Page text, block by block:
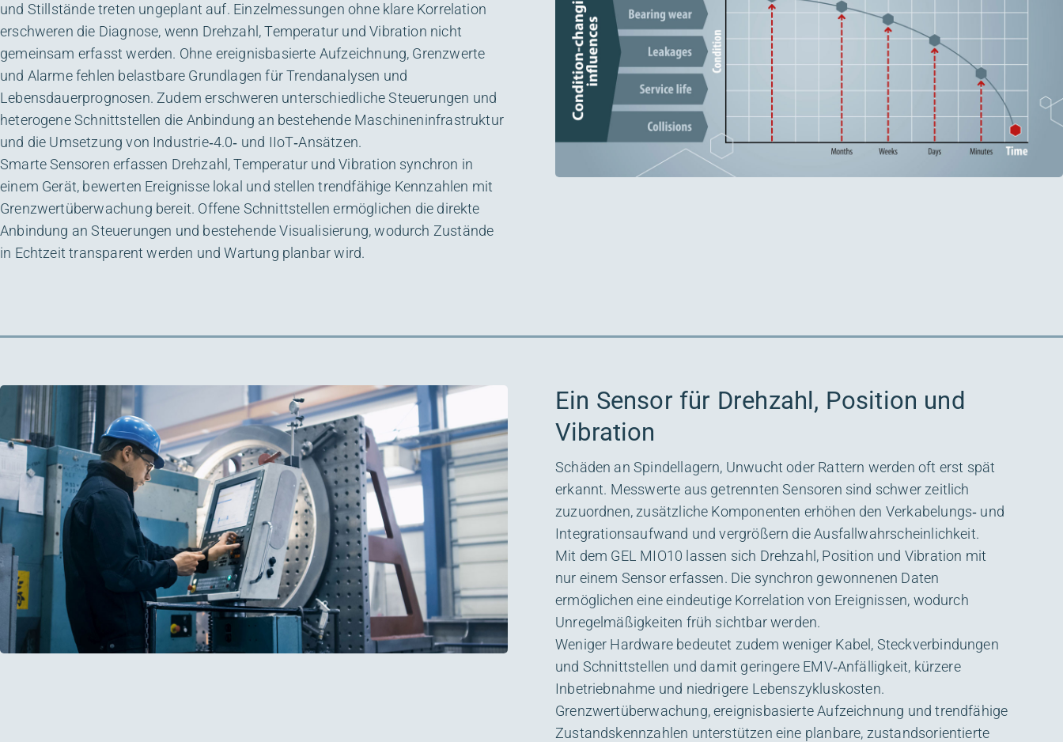
und Stillstände treten ungeplant auf. Einzelmessungen ohne klare Korrelation
erschweren die Diagnose, wenn Drehzahl, Temperatur und Vibration nicht
gemeinsam erfasst werden. Ohne ereignisbasierte Aufzeichnung, Grenzwerte
und Alarme fehlen belastbare Grundlagen für Trendanalysen und
Lebensdauerprognosen. Zudem erschweren unterschiedliche Steuerungen und
heterogene Schnittstellen die Anbindung an bestehende Maschineninfrastruktur
und die Umsetzung von Industrie‑4.0‑ und IIoT‑Ansätzen.
Smarte Sensoren erfassen Drehzahl, Temperatur und Vibration synchron in
einem Gerät, bewerten Ereignisse lokal und stellen trendfähige Kennzahlen mit
Grenzwertüberwachung bereit. Offene Schnittstellen ermöglichen die direkte
Anbindung an Steuerungen und bestehende Visualisierung, wodurch Zustände
in Echtzeit transparent werden und Wartung planbar wird.
Ein Sensor für Drehzahl, Position und
Vibration
Schäden an Spindellagern, Unwucht oder Rattern werden oft erst spät
erkannt. Messwerte aus getrennten Sensoren sind schwer zeitlich
zuzuordnen, zusätzliche Komponenten erhöhen den Verkabelungs‑ und
Integrationsaufwand und vergrößern die Ausfallwahrscheinlichkeit.
Mit dem GEL MIO10 lassen sich Drehzahl, Position und Vibration mit
nur einem Sensor erfassen. Die synchron gewonnenen Daten
ermöglichen eine eindeutige Korrelation von Ereignissen, wodurch
Unregelmäßigkeiten früh sichtbar werden.
Weniger Hardware bedeutet zudem weniger Kabel, Steckverbindungen
und Schnittstellen und damit geringere EMV‑Anfälligkeit, kürzere
Inbetriebnahme und niedrigere Lebenszykluskosten.
Grenzwertüberwachung, ereignisbasierte Aufzeichnung und trendfähige
Zustandskennzahlen unterstützen eine planbare, zustandsorientierte